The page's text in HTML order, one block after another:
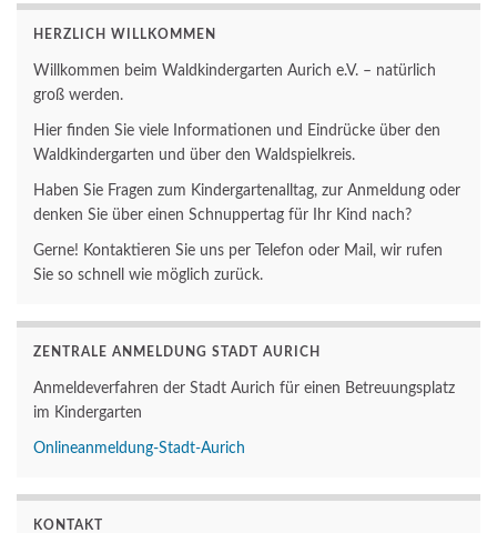
HERZLICH WILLKOMMEN
Willkommen beim Waldkindergarten Aurich e.V. – natürlich
groß werden.
Hier finden Sie viele Informationen und Eindrücke über den
Waldkindergarten und über den Waldspielkreis.
Haben Sie Fragen zum Kindergartenalltag, zur Anmeldung oder
denken Sie über einen Schnuppertag für Ihr Kind nach?
Gerne! Kontaktieren Sie uns per Telefon oder Mail, wir rufen
Sie so schnell wie möglich zurück.
ZENTRALE ANMELDUNG STADT AURICH
Anmeldeverfahren der Stadt Aurich für einen Betreuungsplatz
im Kindergarten
Onlineanmeldung-Stadt-Aurich
KONTAKT